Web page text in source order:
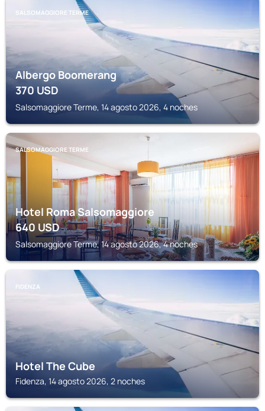
SALSOMAGGIORE TERME
Albergo Boomerang
370USD
Salsomaggiore Terme, 14 agosto 2026, 4 noches
SALSOMAGGIORE TERME
Hotel Roma Salsomaggiore
640 USD
Salsomaggiore Terme, 14 agosto 2026, 4 noches
FIDENZA
Hotel The Cube
Fidenza, 14 agosto 2026, 2 noches